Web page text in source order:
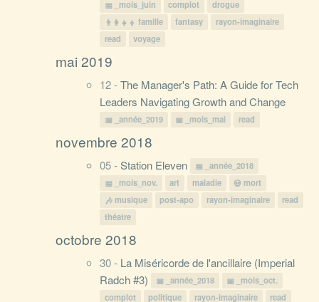
_mois_juin complot
drogue
famille
fantasy
rayon-imaginaire
read
voyage
mai 2019
12 -The Manager's Path: A Guide for Tech
Leaders Navigating Growth and Change
_année_2019 _mois_mai read
novembre 2018
05 -Station Eleven
_année_2018
_mois_nov.
art maladie
mort
musique
post-apo rayon-imaginaire
read
théatre
octobre 2018
30 - La Miséricorde de l'ancillaire (Imperial
Radch #3)
_année_2018
_mois_oct.
complot
politique rayon-imaginaire
read